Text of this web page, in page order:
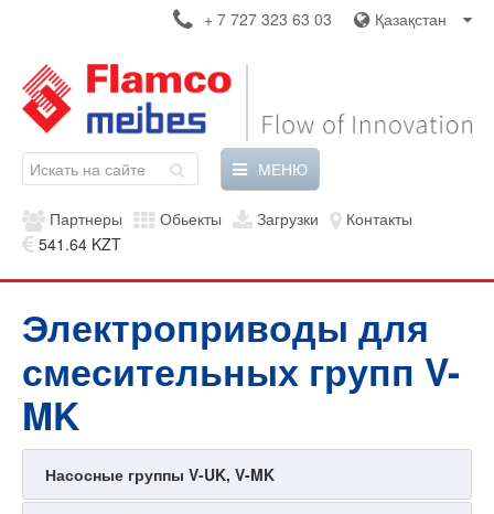
Қазақстан
+ 7 727 323 63 03
МЕНЮ
Партнеры Обьекты Загрузки
Контакты
541.64 KZT
Электроприводы для
смесительных групп V-
MK
Насосные группы V-UK, V-MK